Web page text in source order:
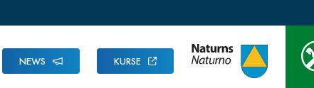
NEWS KURSE